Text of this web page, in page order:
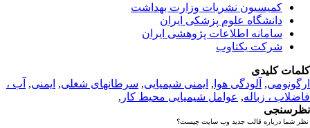
کمیسیون نشریات وزارت بهداشت
دانشگاه علوم پزشکی ایران
سامانه اطلاعات پژوهشی ایران
شرکت یکتاوب
کلیدی
, آلودگی هوا, ایمنی شیمیایی, سرطانهای شغلی, ایمنی, آب ،
، زباله,عوامل شیمیایی محیط کار,
شما درباره قالب جدید وب سایت چیست؟